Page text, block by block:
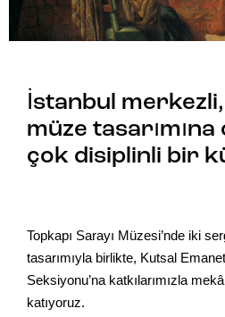
İstanbul
müze
çok disiplinli bir
Topkapı Sarayı Müzesi’nde iki
tasarımıyla birlikte, Kutsal
Seksiyonu’na katkılarımızla
katıyoruz.